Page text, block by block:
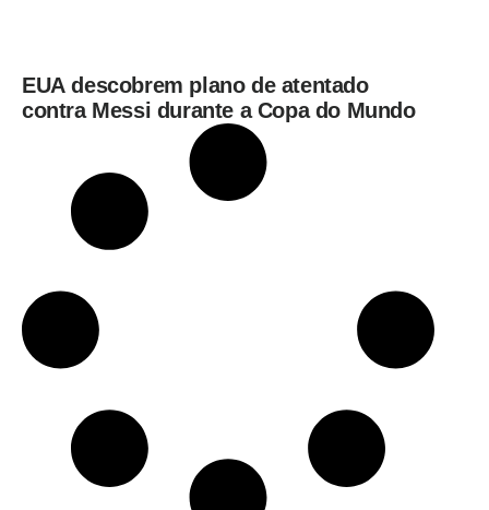
EUA descobrem plano de atentado
contra Messi durante a Copa do Mundo